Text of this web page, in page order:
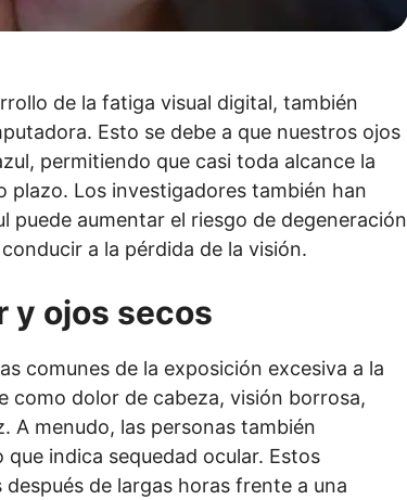
de la fatiga visual digital, también
Esto se debe a que nuestros ojos
permitiendo que casi toda alcance la
plazo. Los investigadores también han
puede aumentar el riesgo de degeneración
a la pérdida de la visión.
y ojos secos
comunes de la exposición excesiva a la
como dolor de cabeza, visión borrosa,
A menudo, las personas también
indica sequedad ocular. Estos
de largas horas frente a una